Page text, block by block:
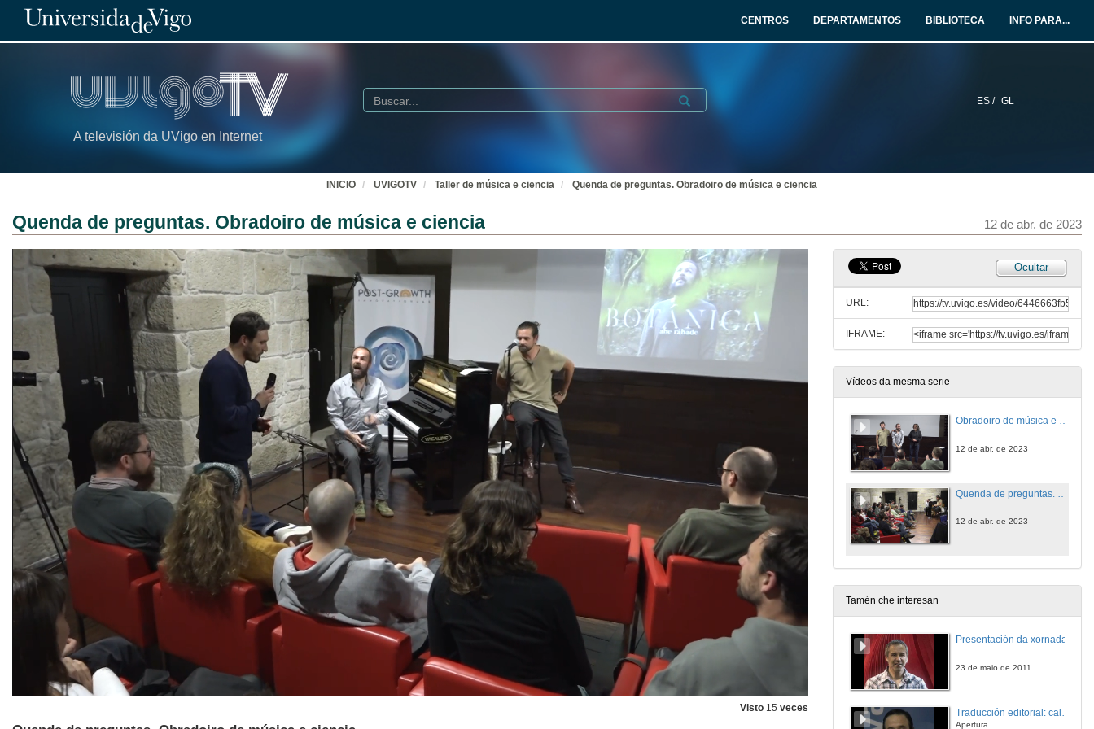
CENTROS DEPARTAMENTOS BIBLIOTECA INFO PARA...
A televisión da UVigo en Internet
ES / GL
Buscar Submit
INICIO UVIGOTV Taller de música e ciencia Quenda de preguntas. Obradoiro de música e ciencia
Quenda de preguntas. Obradoiro de música e ciencia 12 de abr. de 2023
Visto 15 veces
Ocultar
URL:
IFRAME:
Vídeos da mesma serie
Obradoiro de música e ciencia
12 de abr. de 2023
12 de abr. de 2023
Tamén che interesan
Presentación da xornada
23 de maio de 2011
Apertura